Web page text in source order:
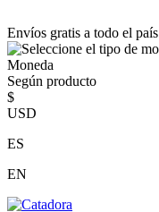
Envíos gratis a todo el país
Moneda
Según producto
$
USD
ES
EN